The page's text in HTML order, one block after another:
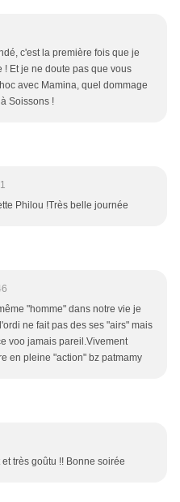
c'est la première fois que je
Et je ne doute pas que vous
avec Mamina, quel dommage
Soissons !
Philou !Très belle journée
"homme" dans notre vie je
ne fait pas des ses "airs" mais
voo jamais pareil.Vivement
en pleine "action" bz patmamy
très goûtu !! Bonne soirée